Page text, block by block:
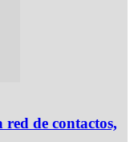
de contactos,